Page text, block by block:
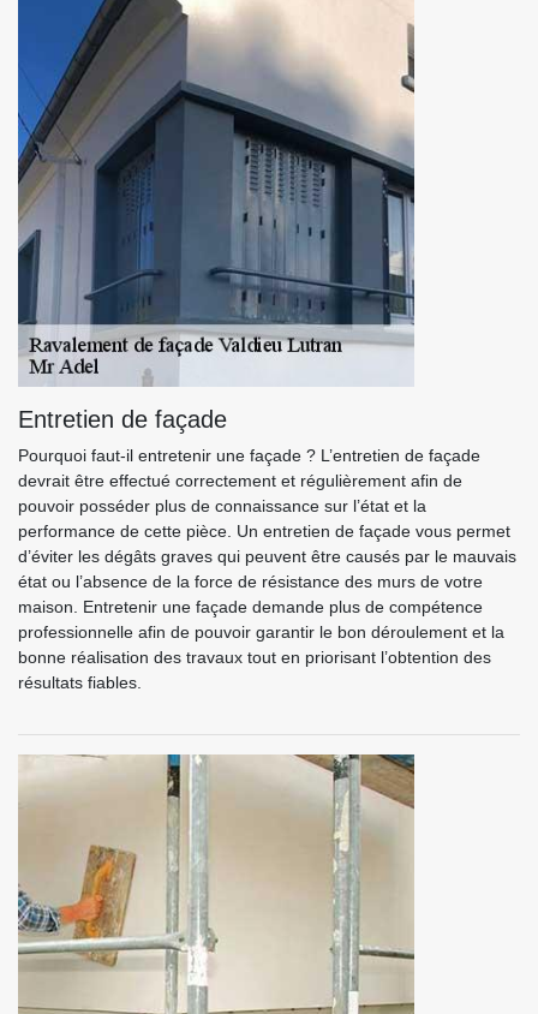
Entretien de façade
Pourquoi faut-il entretenir une façade ? L’entretien de façade
devrait être effectué correctement et régulièrement afin de
pouvoir posséder plus de connaissance sur l’état et la
performance de cette pièce. Un entretien de façade vous permet
d’éviter les dégâts graves qui peuvent être causés par le mauvais
état ou l’absence de la force de résistance des murs de votre
maison. Entretenir une façade demande plus de compétence
professionnelle afin de pouvoir garantir le bon déroulement et la
bonne réalisation des travaux tout en priorisant l’obtention des
résultats fiables.